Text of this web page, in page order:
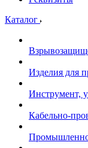
Каталог
Изделия для
Инструмент,
Кабельно-